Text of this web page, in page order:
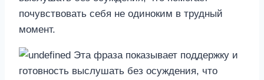
почувствовать себя не одиноким в трудный
момент.
Эта фраза показывает поддержку и
готовность выслушать без осуждения, что